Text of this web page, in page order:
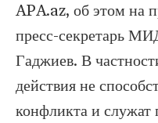
APA.az, об этом на
пресс-секретарь
Гаджиев. В
действия не
конфликта и